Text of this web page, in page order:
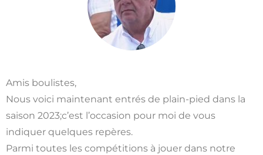
Amis boulistes,
Nous voici maintenant entrés de plain-pied dans la
saison 2023;c’est l’occasion pour moi de vous
indiquer quelques repères.
Parmi toutes les compétitions à jouer dans notre